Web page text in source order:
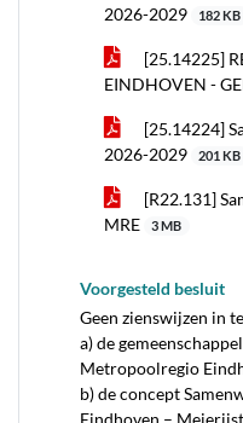
2026-2029
182 KB
[25.14225]
EINDHOVEN -
[25.14224]
2026-2029
201 KB
[R22.131]
MRE
3 MB
Voorgesteld besluit
Geen zienswijzen in
a) de
Metropoolregio
b) de concept
Eindhoven –